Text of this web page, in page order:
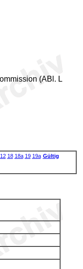
(ABl. L
12 18 18a 19 19a Gültig